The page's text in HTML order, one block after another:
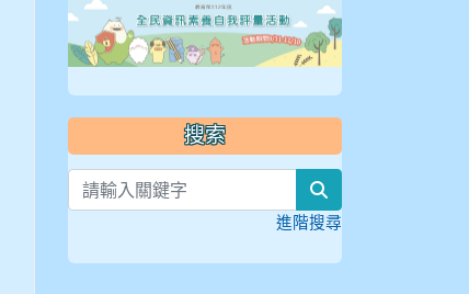
搜索
進階搜尋